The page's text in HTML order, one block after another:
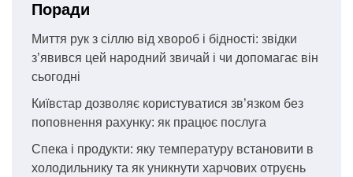
Поради
Миття рук з сіллю від хвороб і бідності: звідки
з’явився цей народний звичай і чи допомагає він
сьогодні
Київстар дозволяє користуватися зв’язком без
поповнення рахунку: як працює послуга
Спека і продукти: яку температуру встановити в
холодильнику та як уникнути харчових отруєнь